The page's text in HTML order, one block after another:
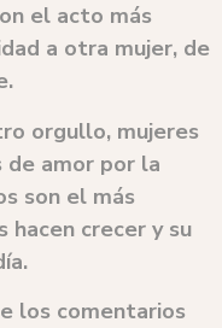
el acto más
a otra mujer, de
orgullo, mujeres
amor por la
son el más
hacen crecer y su
los comentarios